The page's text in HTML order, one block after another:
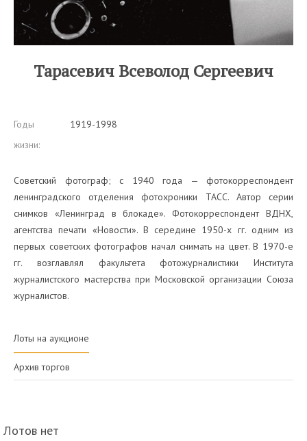
Тарасевич Всеволод Сергеевич
Годы
жизни:
1919-1998
Советский фотограф; с 1940 года — фотокорреспондент
ленинградского отделения фотохроники ТАСС. Автор серии
снимков «Ленинград в блокаде». Фотокорреспондент ВДНХ,
агентства печати «Новости». В середине 1950-х гг. одним из
первых советских фотографов начал снимать на цвет. В 1970-е
гг. возглавлял факультета фотожурналистики Института
журналистского мастерства при Московской организации Союза
журналистов.
Лоты на аукционе
Архив торгов
Лотов нет